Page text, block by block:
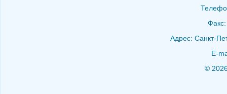
Адрес: Санкт-
E-
©